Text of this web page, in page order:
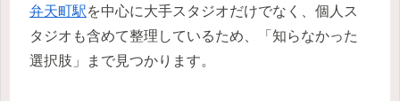
弁天町駅を中心に大手スタジオだけでなく、個人ス
タジオも含めて整理しているため、「知らなかった
選択肢」まで見つかります。